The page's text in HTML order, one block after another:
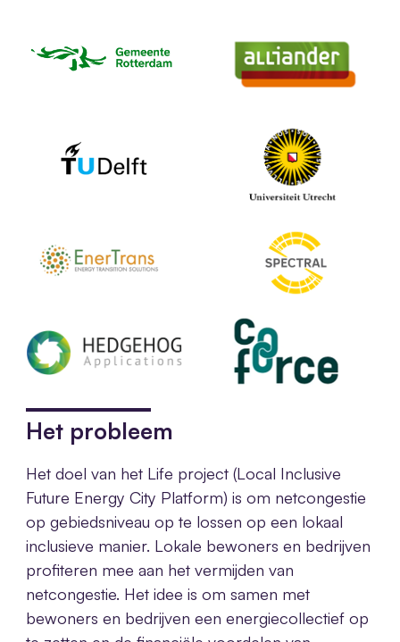
Het probleem
Het doel van het Life project (Local Inclusive
Future Energy City Platform) is om netcongestie
op gebiedsniveau op te lossen op een lokaal
inclusieve manier. Lokale bewoners en bedrijven
profiteren mee aan het vermijden van
netcongestie. Het idee is om samen met
bewoners en bedrijven een energiecollectief op